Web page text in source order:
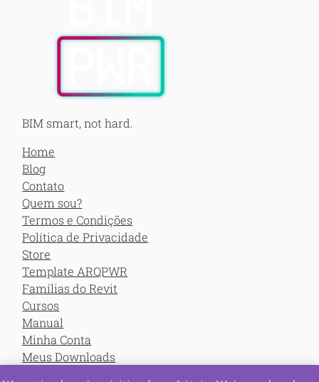
BIM smart, not hard.
Home
Blog
Contato
Quem sou?
Termos e Condições
Política de Privacidade
Store
Template ARQPWR
Famílias do Revit
Cursos
Manual
Minha Conta
Meus Downloads